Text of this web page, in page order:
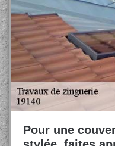
Pour une